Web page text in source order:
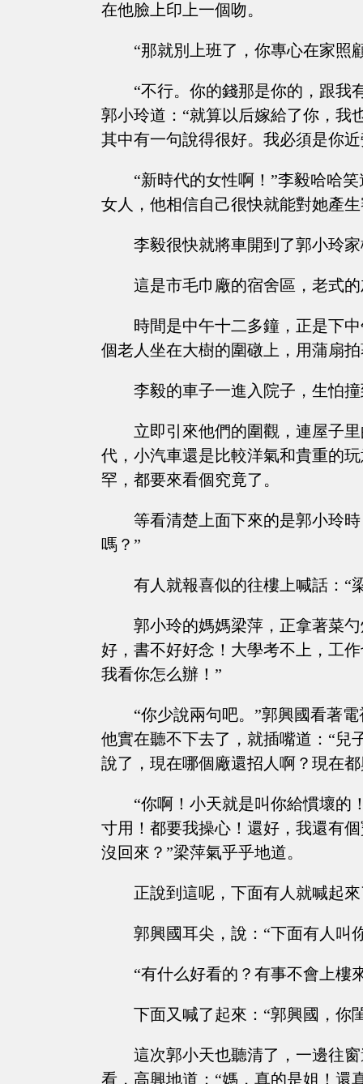
在他臉上印上一個吻。
“那就別上班了，你專心在家照
“不行。你的錢那是你的，跟我
郭小玲道：“就算以后嫁給了你，我
其中有一句說得很好。我必須是你
“新時代的女性啊！”李毅哈哈
女人，他相信自己很快就能對她產
李毅很快就將車開到了郭小玲
這是市毛巾廠的宿舍區，老式
時間是中午十二多鐘，正是下
個老人坐在大樹的圍礅上，用蒲扇
李毅的車子一進入院子，生怕
立即引來他們的圍觀，連屋子
代，小汽車還是比較洋氣和貴重的
罕，都要來看個究竟了。
等看清楚上面下來的是郭小玲
嗎？”
有人就報喜似的往樓上喊話：“
郭小玲的媽媽梁萍，正拿著菜
好，書不好好念！大學考不上，工
我看你怎么辦！”
“你少說兩句吧。”郭興國看著
他實在聽不下去了，就插嘴道：“兒
說了，現在哪個廠還招人啊？現在
“你啊！小天就是叫你給慣壞的
寸用！都要我操心！還好，我還有
沒回來？”梁萍氣乎乎地道。
正說到這呢，下面有人就喊起
郭興國耳尖，說：“下面有人叫
“有什么好看的？有事不會上樓
下面又喊了起來：“郭興國，你
這次郭小天也聽清了，一邊往
看，高興地道：“媽，真的是姐！還